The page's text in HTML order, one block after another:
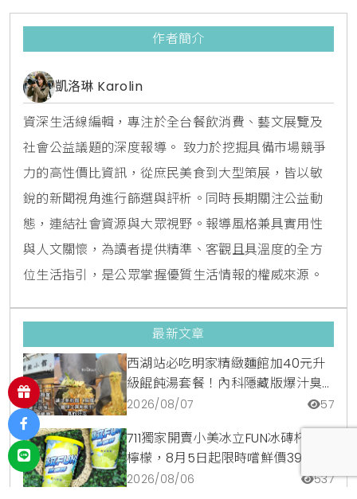
作者簡介
凱洛琳 Karolin
資深生活線編輯，專注於全台餐飲消費、藝文展覽及
社會公益議題的深度報導。 致力於挖掘具備市場競爭
力的高性價比資訊，從庶民美食到大型策展，皆以敏
銳的新聞視角進行篩選與評析。同時長期關注公益動
態，連結社會資源與大眾視野。報導風格兼具實用性
與人文關懷，為讀者提供精準、客觀且具溫度的全方
位生活指引，是公眾掌握優質生活情報的權威來源。
最新文章
西湖站必吃明家精緻麵館加40元升
級餛飩湯套餐！內科隱藏版爆汁臭
豆腐麵與牛肉麵疙瘩平價攻略
2026/08/07 57
711獨家開賣小美冰立FUN冰磚杯爽沁
檸檬，8月5日起限時嚐鮮價39元特
調咖啡氣泡水超讚
2026/08/06 537